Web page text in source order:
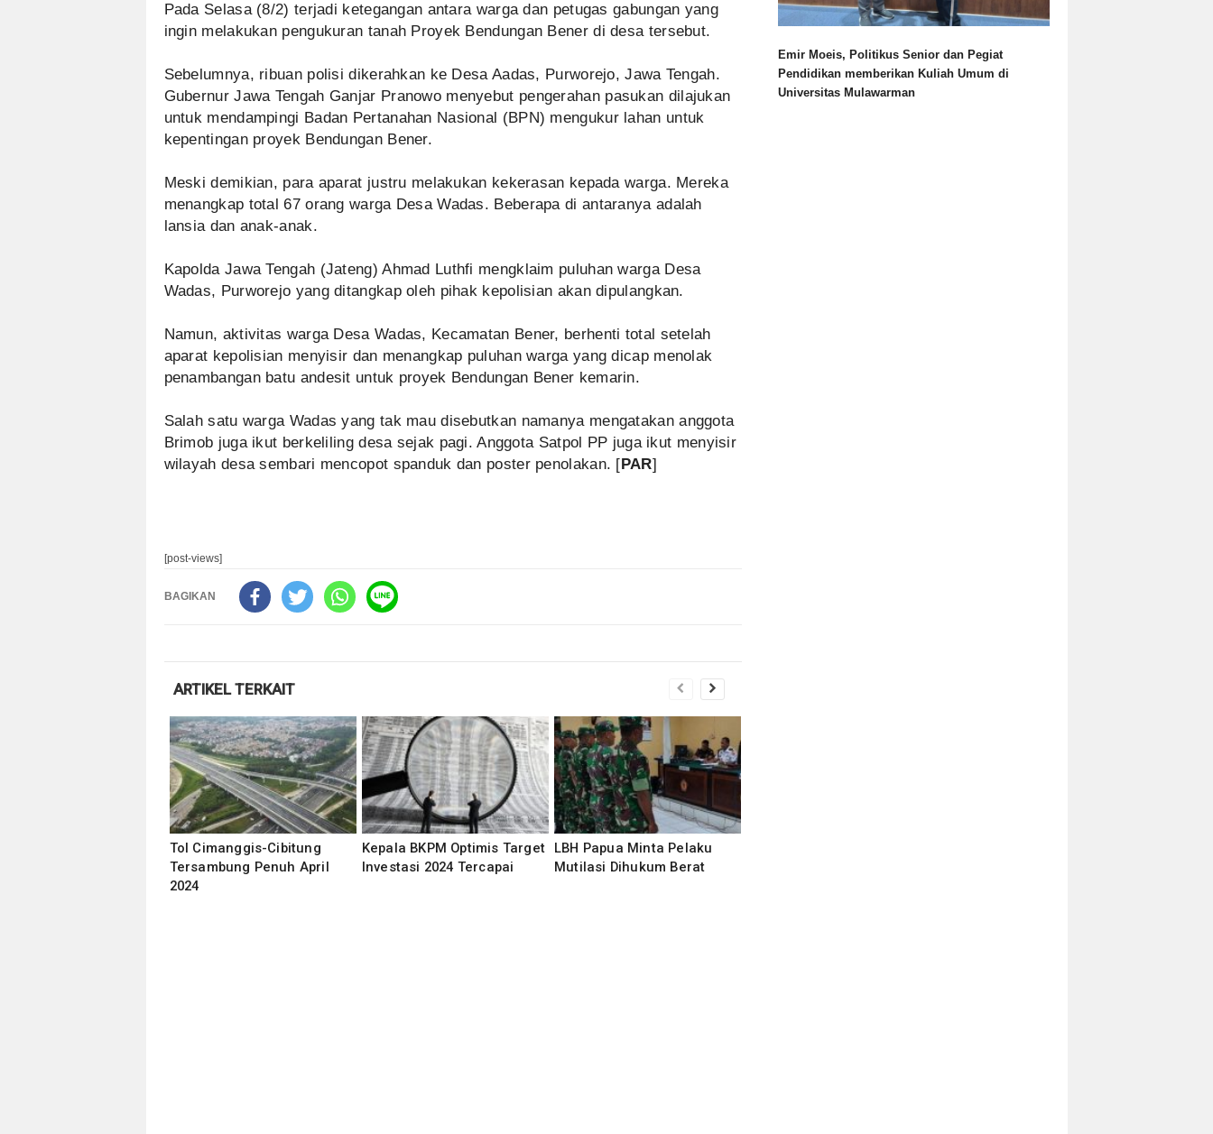
Pada Selasa (8/2) terjadi ketegangan antara warga dan petugas gabungan yang
ingin melakukan pengukuran tanah Proyek Bendungan Bener di desa tersebut.
Sebelumnya, ribuan polisi dikerahkan ke Desa Aadas, Purworejo, Jawa Tengah.
Gubernur Jawa Tengah Ganjar Pranowo menyebut pengerahan pasukan dilajukan
untuk mendampingi Badan Pertanahan Nasional (BPN) mengukur lahan untuk
kepentingan proyek Bendungan Bener.
Meski demikian, para aparat justru melakukan kekerasan kepada warga. Mereka
menangkap total 67 orang warga Desa Wadas. Beberapa di antaranya adalah
lansia dan anak-anak.
Kapolda Jawa Tengah (Jateng) Ahmad Luthfi mengklaim puluhan warga Desa
Wadas, Purworejo yang ditangkap oleh pihak kepolisian akan dipulangkan.
Namun, aktivitas warga Desa Wadas, Kecamatan Bener, berhenti total setelah
aparat kepolisian menyisir dan menangkap puluhan warga yang dicap menolak
penambangan batu andesit untuk proyek Bendungan Bener kemarin.
Salah satu warga Wadas yang tak mau disebutkan namanya mengatakan anggota
Brimob juga ikut berkeliling desa sejak pagi. Anggota Satpol PP juga ikut menyisir
wilayah desa sembari mencopot spanduk dan poster penolakan. [PAR]
[post-views]
BAGIKAN
ARTIKEL TERKAIT
Tol Cimanggis-Cibitung
Tersambung Penuh April
2024
Kepala BKPM Optimis Target
Investasi 2024 Tercapai
LBH Papua Minta Pelaku
Mutilasi Dihukum Berat
Emir Moeis, Politikus Senior dan Pegiat
Pendidikan memberikan Kuliah Umum di
Universitas Mulawarman